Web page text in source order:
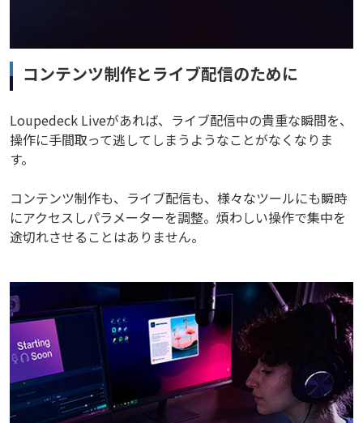
コンテンツ制作とライブ配信のために
Loupedeck Liveがあれば、ライブ配信中の貴重な瞬間を、
操作に手間取って逃してしまうようなことがなくなりま
す。
コンテンツ制作も、ライブ配信も、様々なツールにも瞬時
にアクセスしパラメーターを調整。煩わしい操作で集中を
途切れさせることはありません。